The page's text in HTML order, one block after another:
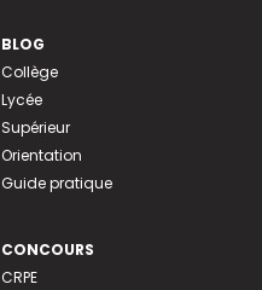
BLOG
Collège
Lycée
Supérieur
Orientation
Guide pratique
CONCOURS
CRPE